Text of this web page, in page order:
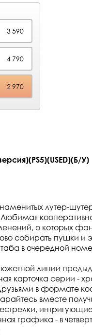
3 590
4 790
2 970
У)
лутер-
Любимая
о которых
собирать пушки и
в очередной
линии
карточка серии -
в формате
вместе
графика - в